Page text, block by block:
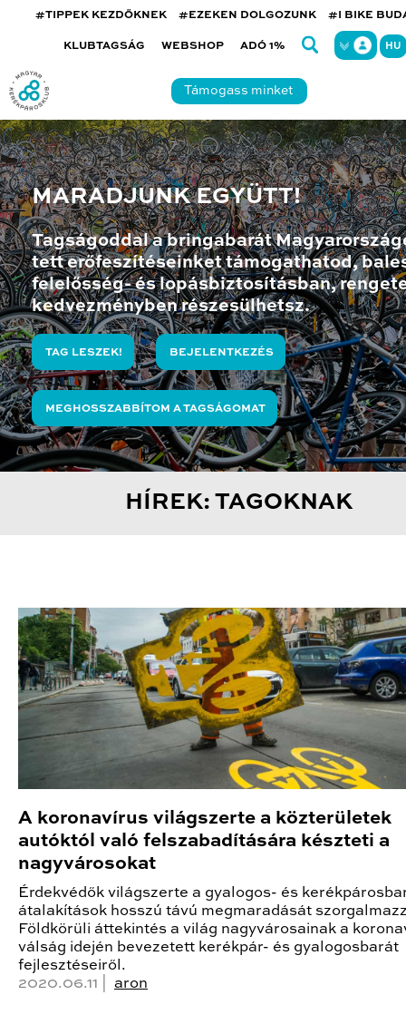
#TIPPEK KEZDŐKNEK #EZEKEN DOLGOZUNK #I BIKE
KLUBTAGSÁG WEBSHOP ADÓ 1% HU
Támogass minket
MARADJUNK EGYÜTT!
Tagságoddal a bringabarát
tett erőfeszítéseinket támogathatod,
felelősség- és lopásbiztosításban,
kedvezményben részesülhetsz.
TAG LESZEK! BEJELENTKEZÉS
MEGHOSSZABBÍTOM A TAGSÁGOMAT
HÍREK: TAGOKNAK
A koronavírus világszerte a közterületek
autóktól való felszabadítására készteti a
nagyvárosokat
Érdekvédők világszerte a gyalogos- és
átalakítások hosszú távú megmaradását
Földkörüli áttekintés a világ nagyvárosainak a
válság idején bevezetett kerékpár- és gyalogosbarát
fejlesztéseiről.
2020.06.11 | aron